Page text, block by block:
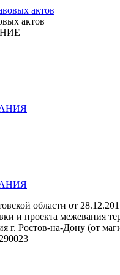
актов
области от
и проекта межевания
г. Ростов-на-Дону (от